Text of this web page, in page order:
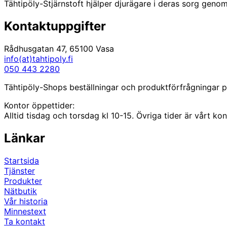
produktsidan
olika
på
Tähtipöly-Stjärnstoft hjälper djurägare i deras sorg
Kontaktuppgifter
Rådhusgatan 47, 65100 Vasa
info(at)tahtipoly.fi
050 443 2280
Tähtipöly-Shops beställningar och produktförfrågningar
Kontor öppettider:
Alltid tisdag och torsdag kl 10-15. Övriga tider är vårt
Länkar
Startsida
Tjänster
Produkter
Nätbutik
Vår historia
Minnestext
Ta kontakt